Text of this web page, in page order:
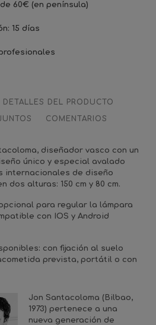
60€ (en península)
15 días
DETALLES DEL PRODUCTO
COMENTARIOS
diseñador vasco con un
único y especial avalado
internacionales de diseño
dos alturas: 150 cm y 80 cm.
para regular la lámpara
con IOS y Android
con fijación al suelo
prevista, portátil o con
Jon Santacoloma (Bilbao,
1973) pertenece a una
nueva generación de